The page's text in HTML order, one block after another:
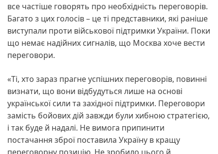
все частіше говорять про необхідність переговорів.
Багато з цих голосів – це ті представники, які раніше
виступали проти військової підтримки України. Поки
що немає надійних сигналів, що Москва хоче вести
переговори.
«Ті, хто зараз прагне успішних переговорів, повинні
визнати, що вони відбудуться лише на основі
української сили та західної підтримки. Переговори
замість бойових дій завжди були хибною стратегією,
і так буде й надалі. Не вимога припинити
постачання зброї поставила Україну в кращу